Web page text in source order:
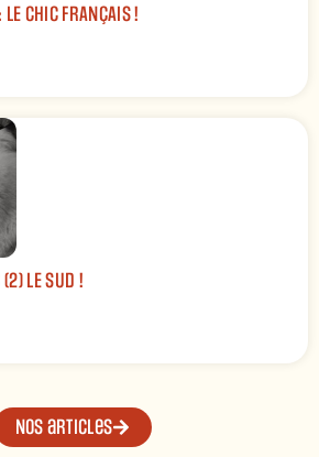
CHIC FRANÇAIS !
(2) LE SUD !
Nos articles